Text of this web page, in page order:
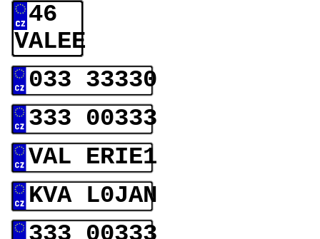
46
VALEE
033 33330
333 00333
VAL ERIE1
KVA L0JAN